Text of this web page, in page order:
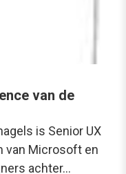
van de
is Senior UX
van Microsoft en
achter…